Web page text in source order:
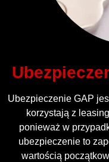
Ubezpieczenie GAP
korzystają z
ponieważ w
ubezpieczenie to
wartością